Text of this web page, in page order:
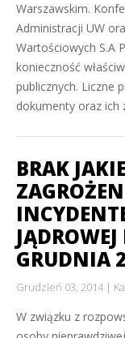
Warszawskim.
Administracji UW
Wartościowych S.A
konieczność
publicznych. Liczne
dokumenty oraz ich
BRAK
GRUDNIA
Grudzień 03, 2014
W związku z